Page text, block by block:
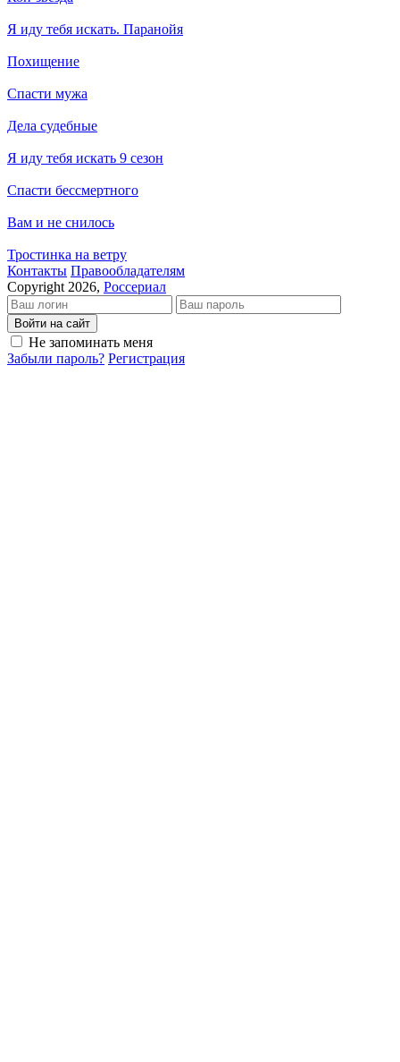
Я иду тебя искать. Паранойя
Похищение
Спасти мужа
Дела судебные
Я иду тебя искать 9 сезон
Спасти бессмертного
Вам и не снилось
Тростинка на ветру
Кон­так­ты Пра­во­об­ла­да­те­лям
Copyright 2026, Россериал
Войти на сайт
Не запоминать меня
Забыли пароль? Регистрация